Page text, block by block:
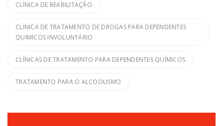
CLÍNICA DE REABILITAÇÃO
CLÍNICA DE TRATAMENTO DE DROGAS PARA DEPENDENTES
QUÍMICOS INVOLUNTÁRIO
CLÍNICAS DE TRATAMENTO PARA DEPENDENTES QUÍMICOS
TRATAMENTO PARA O ALCOOLISMO